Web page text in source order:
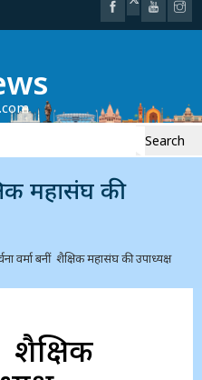
महासंघ की
वर्मा बनीं शैक्षिक महासंघ की उपाध्यक्ष
शैक्षिक